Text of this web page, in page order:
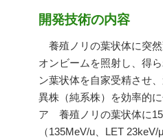
開発技術の内容
養殖ノリの葉状体に突
オンビームを照射し、得
ン葉状体を自家受精させ
異株（純系株）を効率的に
ア 養殖ノリの葉状体に
（135MeV/u、LET 23keV/